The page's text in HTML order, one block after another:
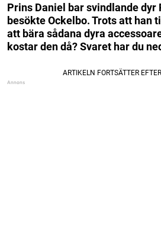
Prins Daniel bar svindlande dyr
besökte Ockelbo. Trots att
att bära sådana dyra
kostar den då? Svaret har du